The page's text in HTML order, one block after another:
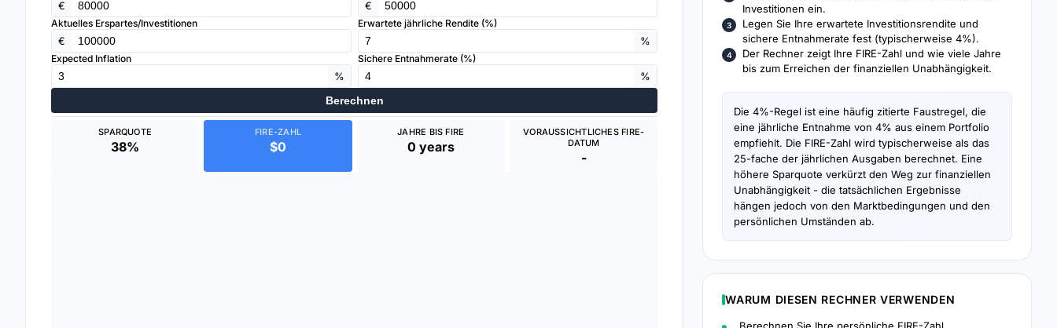
€ €
Aktuelles Erspartes/Investitionen
€
Erwartete jährliche Rendite (%)
%
Expected Inflation
%
Sichere Entnahmerate (%)
%
Berechnen
SPARQUOTE
38%
FIRE-ZAHL
$0
JAHRE BIS FIRE
0 years
VORAUSSICHTLICHES FIRE-
DATUM
-
Investitionen ein.
Legen Sie Ihre erwartete Investitionsrendite und
sichere Entnahmerate fest (typischerweise 4%).
Der Rechner zeigt Ihre FIRE-Zahl und wie viele Jahre
bis zum Erreichen der finanziellen Unabhängigkeit.
Die 4%-Regel ist eine häufig zitierte Faustregel, die
eine jährliche Entnahme von 4% aus einem Portfolio
empfiehlt. Die FIRE-Zahl wird typischerweise als das
25-fache der jährlichen Ausgaben berechnet. Eine
höhere Sparquote verkürzt den Weg zur finanziellen
Unabhängigkeit - die tatsächlichen Ergebnisse
hängen jedoch von den Marktbedingungen und den
persönlichen Umständen ab.
WARUM DIESEN RECHNER VERWENDEN